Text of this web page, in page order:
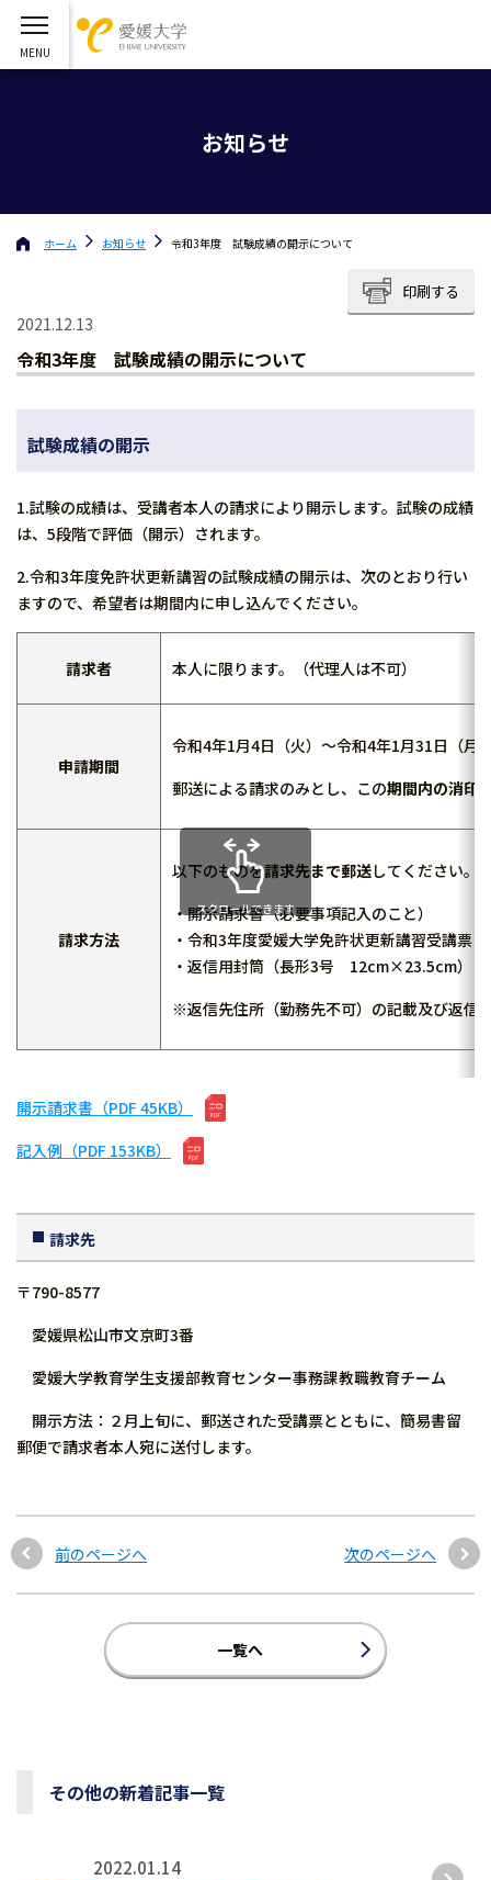
お知らせ
ホーム お知らせ 令和3年度 試験成績の開示について
印刷する
2021.12.13
令和3年度 試験成績の開示について
試験成績の開示
1.試験の成績は、受講者本人の請求により開示します。試験の成績
は、5段階で評価（開示）されます。
2.令和3年度免許状更新講習の試験成績の開示は、次のとおり行い
ますので、希望者は期間内に申し込んでください。
請求者 本人に限ります。（代理人は不可）
申請期間
令和4年1月4日（火）～令和4年1月31日（月
郵送による請求のみとし、この期間内の消印
請求方法
以下のものを請求先まで郵送してください。
・開示請求書（必要事項記入のこと）
・令和3年度愛媛大学免許状更新講習受講票
・返信用封筒（長形3号 12cm×23.5cm）
※返信先住所（勤務先不可）の記載及び返信
スクロールできます
開示請求書（PDF 45KB）
記入例（PDF 153KB）
請求先
〒790-8577
愛媛県松山市文京町3番
愛媛大学教育学生支援部教育センター事務課教職教育チーム
開示方法：２月上旬に、郵送された受講票とともに、簡易書留
郵便で請求者本人宛に送付します。
前のページへ 次のページへ
一覧へ
その他の新着記事一覧
2022.01.14